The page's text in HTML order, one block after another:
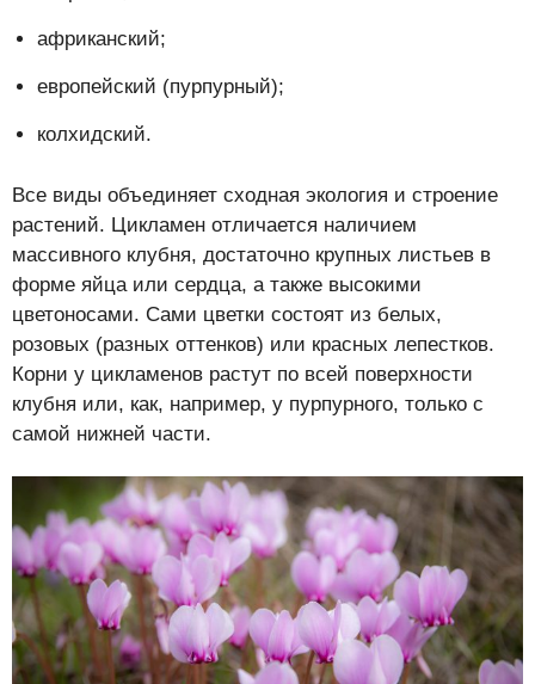
африканский;
европейский (пурпурный);
колхидский.
Все виды объединяет сходная экология и строение
растений. Цикламен отличается наличием
массивного клубня, достаточно крупных листьев в
форме яйца или сердца, а также высокими
цветоносами. Сами цветки состоят из белых,
розовых (разных оттенков) или красных лепестков.
Корни у цикламенов растут по всей поверхности
клубня или, как, например, у пурпурного, только с
самой нижней части.